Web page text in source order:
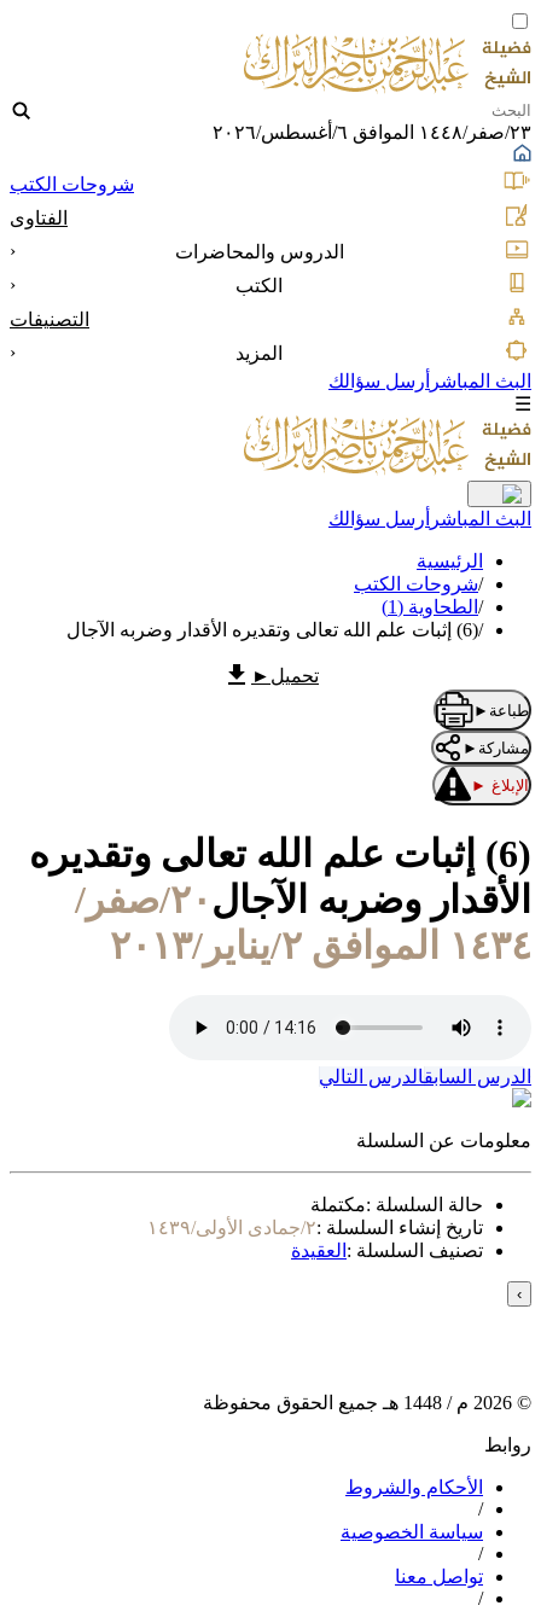
٢٣/صفر/١٤٤٨ الموافق ٦/أغسطس/٢٠٢٦
شروحات الكتب
الفتاوى
الدروس والمحاضرات
‹
الكتب
‹
التصنيفات
المزيد
‹
البث المباشر أرسل سؤالك
☰
البث المباشر أرسل سؤالك
الرئيسية
/شروحات الكتب
/ الطحاوية (1)
/(6) إثبات علم الله تعالى وتقديره الأقدار وضربه الآجال
تحميل ►
طباعة ►
مشاركة ►
الإبلاغ ►
(6) إثبات علم الله تعالى وتقديره
الأقدار وضربه الآجال
٢٠/صفر/
١٤٣٤ الموافق ٢/يناير/٢٠١٣
الدرس السابقالدرس التالي
معلومات عن السلسلة
حالة السلسلة :مكتملة
تاريخ إنشاء السلسلة :٢/جمادى الأولى/١٤٣٩
تصنيف السلسلة : العقيدة
›
©
2026 م / 1448 هـ جميع الحقوق محفوظة
روابط
الأحكام والشروط
/
سياسة الخصوصية
/
تواصل معنا
/